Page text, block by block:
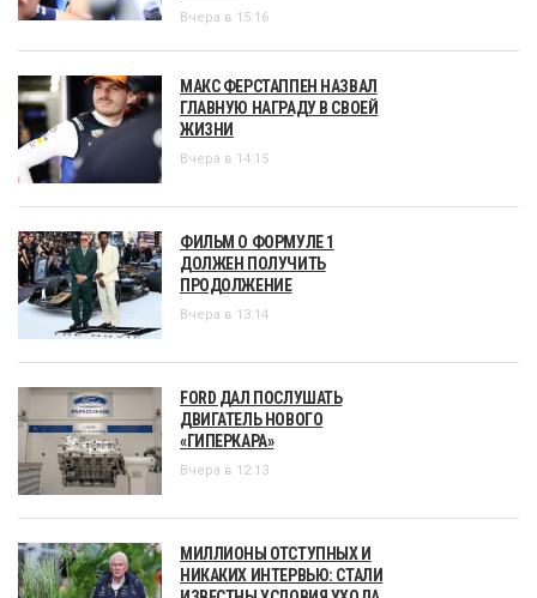
Вчера в 15:16
МАКС ФЕРСТАППЕН НАЗВАЛ
ГЛАВНУЮ НАГРАДУ В СВОЕЙ
ЖИЗНИ
Вчера в 14:15
ФИЛЬМ О ФОРМУЛЕ 1
ДОЛЖЕН ПОЛУЧИТЬ
ПРОДОЛЖЕНИЕ
Вчера в 13:14
FORD ДАЛ ПОСЛУШАТЬ
ДВИГАТЕЛЬ НОВОГО
«ГИПЕРКАРА»
Вчера в 12:13
МИЛЛИОНЫ ОТСТУПНЫХ И
НИКАКИХ ИНТЕРВЬЮ: СТАЛИ